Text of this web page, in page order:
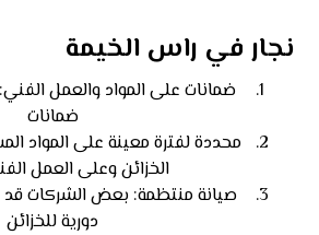
نجار في راس الخيمة
ضمانات على المواد والعمل
ضمانات
محددة لفترة معينة على المواد
الخزائن وعلى العمل
صيانة منتظمة: بعض الشركات
دورية للخزائن